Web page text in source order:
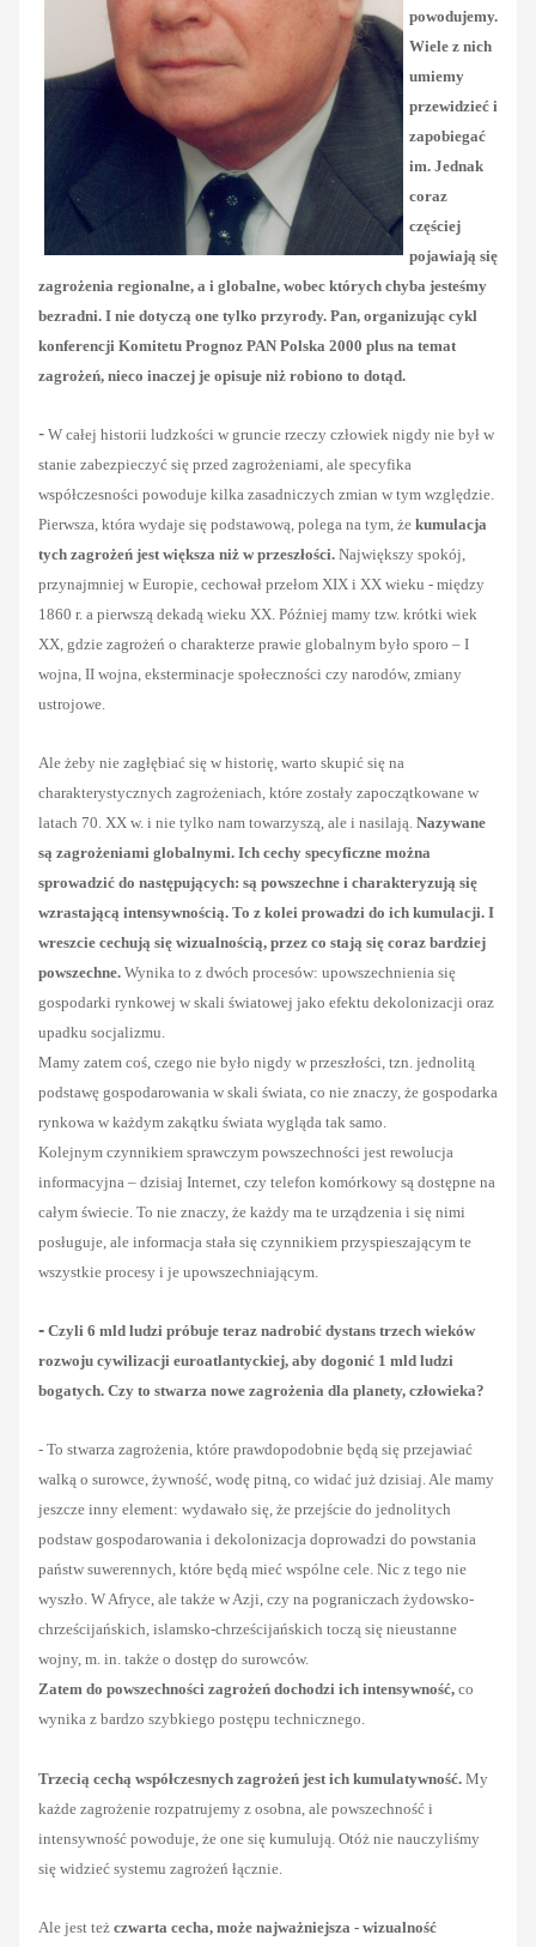
powodujemy.
Wiele z nich
umiemy
przewidzieć i
zapobiegać
im. Jednak
coraz
częściej
pojawiają się
zagrożenia regionalne, a i globalne, wobec których chyba jesteśmy
bezradni. I nie dotyczą one tylko przyrody. Pan, organizując cykl
konferencji Komitetu Prognoz PAN Polska 2000 plus na temat
zagrożeń, nieco inaczej je opisuje niż robiono to dotąd.
- W całej historii ludzkości w gruncie rzeczy człowiek nigdy nie był w
stanie zabezpieczyć się przed zagrożeniami, ale specyfika
współczesności powoduje kilka zasadniczych zmian w tym względzie.
Pierwsza, która wydaje się podstawową, polega na tym, że kumulacja
tych zagrożeń jest większa niż w przeszłości. Największy spokój,
przynajmniej w Europie, cechował przełom XIX i XX wieku - między
1860 r. a pierwszą dekadą wieku XX. Później mamy tzw. krótki wiek
XX, gdzie zagrożeń o charakterze prawie globalnym było sporo – I
wojna, II wojna, eksterminacje społeczności czy narodów, zmiany
ustrojowe.
Ale żeby nie zagłębiać się w historię, warto skupić się na
charakterystycznych zagrożeniach, które zostały zapoczątkowane w
latach 70. XX w. i nie tylko nam towarzyszą, ale i nasilają. Nazywane
są zagrożeniami globalnymi. Ich cechy specyficzne można
sprowadzić do następujących: są powszechne i charakteryzują się
wzrastającą intensywnością. To z kolei prowadzi do ich kumulacji. I
wreszcie cechują się wizualnością, przez co stają się coraz bardziej
powszechne. Wynika to z dwóch procesów: upowszechnienia się
gospodarki rynkowej w skali światowej jako efektu dekolonizacji oraz
upadku socjalizmu.
Mamy zatem coś, czego nie było nigdy w przeszłości, tzn. jednolitą
podstawę gospodarowania w skali świata, co nie znaczy, że gospodarka
rynkowa w każdym zakątku świata wygląda tak samo.
Kolejnym czynnikiem sprawczym powszechności jest rewolucja
informacyjna – dzisiaj Internet, czy telefon komórkowy są dostępne na
całym świecie. To nie znaczy, że każdy ma te urządzenia i się nimi
posługuje, ale informacja stała się czynnikiem przyspieszającym te
wszystkie procesy i je upowszechniającym.
- Czyli 6 mld ludzi próbuje teraz nadrobić dystans trzech wieków
rozwoju cywilizacji euroatlantyckiej, aby dogonić 1 mld ludzi
bogatych. Czy to stwarza nowe zagrożenia dla planety, człowieka?
- To stwarza zagrożenia, które prawdopodobnie będą się przejawiać
walką o surowce, żywność, wodę pitną, co widać już dzisiaj. Ale mamy
jeszcze inny element: wydawało się, że przejście do jednolitych
podstaw gospodarowania i dekolonizacja doprowadzi do powstania
państw suwerennych, które będą mieć wspólne cele. Nic z tego nie
wyszło. W Afryce, ale także w Azji, czy na pograniczach żydowsko-
chrześcijańskich, islamsko-chrześcijańskich toczą się nieustanne
wojny, m. in. także o dostęp do surowców.
Zatem do powszechności zagrożeń dochodzi ich intensywność, co
wynika z bardzo szybkiego postępu technicznego.
Trzecią cechą współczesnych zagrożeń jest ich kumulatywność. My
każde zagrożenie rozpatrujemy z osobna, ale powszechność i
intensywność powoduje, że one się kumulują. Otóż nie nauczyliśmy
się widzieć systemu zagrożeń łącznie.
Ale jest też czwarta cecha, może najważniejsza - wizualność